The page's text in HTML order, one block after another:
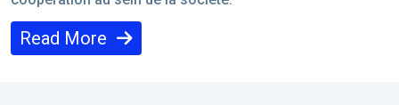
Read More